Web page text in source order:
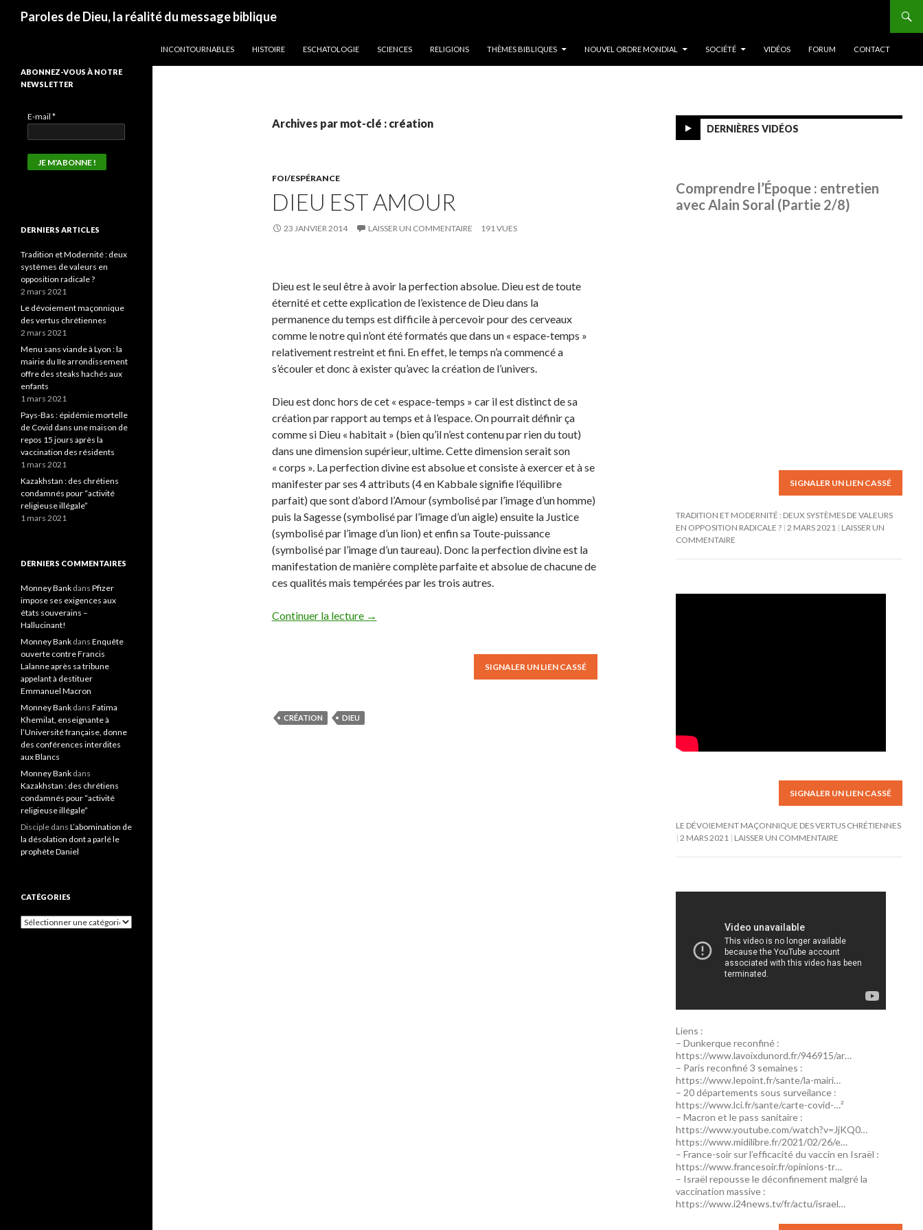
Paroles de Dieu, la réalité du message biblique
INCONTOURNABLES
HISTOIRE ESCHATOLOGIE SCIENCES RELIGIONS THÈMES BIBLIQUES NOUVEL ORDRE MONDIAL SOCIÉTÉ VIDÉOS FORUM CONTACT
Archives par mot-clé : création
FOI/ESPÉRANCE
DIEU EST AMOUR
23 JANVIER 2014 LAISSER UN COMMENTAIRE 191 VUES
Dieu est le seul être à avoir la perfection absolue. Dieu est de toute
éternité et cette explication de l’existence de Dieu dans la
permanence du temps est difficile à percevoir pour des cerveaux
comme le notre qui n’ont été formatés que dans un « espace-temps »
relativement restreint et fini. En effet, le temps n’a commencé a
s’écouler et donc à exister qu’avec la création de l’univers.
Dieu est donc hors de cet « espace-temps » car il est distinct de sa
création par rapport au temps et à l’espace. On pourrait définir ça
comme si Dieu « habitait » (bien qu’il n’est contenu par rien du tout)
dans une dimension supérieur, ultime. Cette dimension serait son
« corps ». La perfection divine est absolue et consiste à exercer et à se
manifester par ses 4 attributs (4 en Kabbale signifie l’équilibre
parfait) que sont d’abord l’Amour (symbolisé par l’image d’un homme)
puis la Sagesse (symbolisé par l’image d’un aigle) ensuite la Justice
(symbolisé par l’image d’un lion) et enfin sa Toute-puissance
(symbolisé par l’image d’un taureau). Donc la perfection divine est la
manifestation de manière complète parfaite et absolue de chacune de
ces qualités mais tempérées par les trois autres.
Continuer la lecture →
SIGNALER UN LIEN CASSÉ
CRÉATION DIEU
DERNIÈRES VIDÉOS
Comprendre l’Époque : entretien
avec Alain Soral (Partie 2/8)
SIGNALER UN LIEN CASSÉ
TRADITION ET MODERNITÉ : DEUX SYSTÈMES DE VALEURS
EN OPPOSITION RADICALE ? 2 MARS 2021
LAISSER UN
COMMENTAIRE
SIGNALER UN LIEN CASSÉ
LE DÉVOIEMENT MAÇONNIQUE DES VERTUS CHRÉTIENNES
2 MARS 2021
LAISSER UN COMMENTAIRE
Liens :
– Dunkerque reconfiné :
https://www.lavoixdunord.fr/946915/ar…
– Paris reconfiné 3 semaines :
https://www.lepoint.fr/sante/la-mairi…
– 20 départements sous surveilance :
https://www.lci.fr/sante/carte-covid-…²
– Macron et le pass sanitaire :
https://www.youtube.com/watch?v=JjKQ0…
https://www.midilibre.fr/2021/02/26/e…
– France-soir sur l’efficacité du vaccin en Israël :
https://www.francesoir.fr/opinions-tr…
– Israël repousse le déconfinement malgré la
vaccination massive :
https://www.i24news.tv/fr/actu/israel…
ABONNEZ-VOUS À NOTRE
NEWSLETTER
E-mail *
DERNIERS ARTICLES
Tradition et Modernité : deux
systèmes de valeurs en
opposition radicale ?
2 mars 2021
Le dévoiement maçonnique
des vertus chrétiennes
2 mars 2021
Menu sans viande à Lyon : la
mairie du IIe arrondissement
offre des steaks hachés aux
enfants
1 mars 2021
Pays-Bas : épidémie mortelle
de Covid dans une maison de
repos 15 jours après la
vaccination des résidents
1 mars 2021
Kazakhstan : des chrétiens
condamnés pour “activité
religieuse illégale”
1 mars 2021
DERNIERS COMMENTAIRES
Monney Bank dans Pfizer
impose ses exigences aux
états souverains –
Hallucinant!
Monney Bank dans Enquête
ouverte contre Francis
Lalanne après sa tribune
appelant à destituer
Emmanuel Macron
Monney Bank dans Fatima
Khemilat, enseignante à
l’Université française, donne
des conférences interdites
aux Blancs
Monney Bank dans
Kazakhstan : des chrétiens
condamnés pour “activité
religieuse illégale”
Disciple dans L’abomination de
la désolation dont a parlé le
prophète Daniel
CATÉGORIES
Catégories